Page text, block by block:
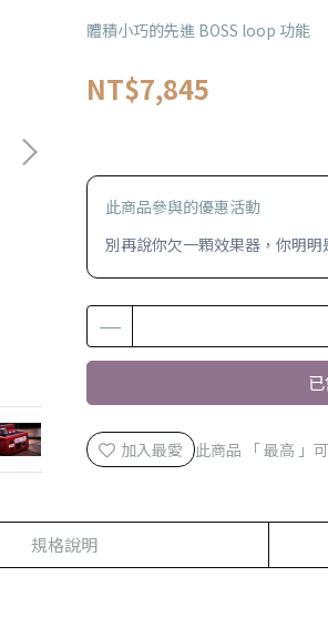
體積小巧的先進 BOSS loop 功能
NT$7,845
此商品參與的優惠活動
別再說你欠一顆效果器，你明明
加入最愛 此商品 「 最高 」
規格說明